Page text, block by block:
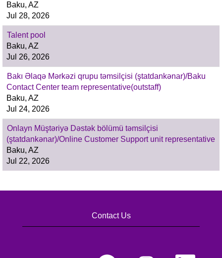
Baku, AZ
Jul 28, 2026
Talent pool
Baku, AZ
Jul 26, 2026
Bakı Əlaqə Mərkəzi qrupu təmsilçisi (ştatdankənar)/Baku
Contact Center team representative(outstaff)
Baku, AZ
Jul 24, 2026
Onlayn Müştəriyə Dəstək bölümü təmsilçisi
(ştatdankənar)/Online Customer Support unit representative
Baku, AZ
Jul 22, 2026
Contact Us
O O O